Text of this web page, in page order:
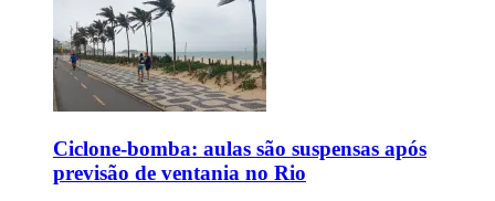
Ciclone-bomba: aulas são suspensas após
previsão de ventania no Rio